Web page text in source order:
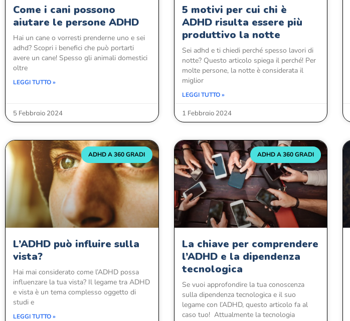
Come i cani possono
aiutare le persone ADHD
Hai un cane o vorresti prenderne uno e sei
adhd? Scopri i benefici che può portarti
avere un cane! Spesso gli animali domestici
oltre
LEGGI TUTTO »
5 Febbraio 2024
5 motivi per cui chi è
ADHD risulta essere più
produttivo la notte
Sei adhd e ti chiedi perché spesso lavori di
notte? Questo articolo spiega il perché! Per
molte persone, la notte è considerata il
miglior
LEGGI TUTTO »
1 Febbraio 2024
ADHD A 360 GRADI
L’ADHD può influire sulla
vista?
Hai mai considerato come l’ADHD possa
influenzare la tua vista? Il legame tra ADHD
e vista è un tema complesso oggetto di
studi e
LEGGI TUTTO »
ADHD A 360 GRADI
La chiave per comprendere
l’ADHD e la dipendenza
tecnologica
Se vuoi approfondire la tua conoscenza
sulla dipendenza tecnologica e il suo
legame con l’ADHD, questo articolo fa al
caso tuo! Attualmente la tecnologia